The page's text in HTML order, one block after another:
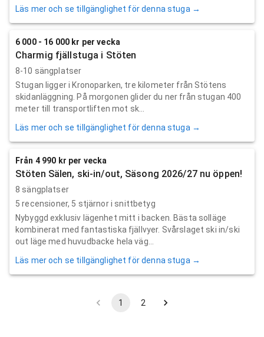
Läs mer och se tillgänglighet för denna stuga →
6 000 - 16 000 kr per vecka
Charmig fjällstuga i Stöten
8-10 sängplatser
Stugan ligger i Kronoparken, tre kilometer från Stötens
skidanläggning. På morgonen glider du ner från stugan 400
meter till transportliften mot sk...
Läs mer och se tillgänglighet för denna stuga →
Från 4 990 kr per vecka
Stöten Sälen, ski-in/out, Säsong 2026/27 nu öppen!
8 sängplatser
5 recensioner, 5 stjärnor i snittbetyg
Nybyggd exklusiv lägenhet mitt i backen. Bästa solläge
kombinerat med fantastiska fjällvyer. Svårslaget ski in/ski
out läge med huvudbacke hela väg...
Läs mer och se tillgänglighet för denna stuga →
1 2